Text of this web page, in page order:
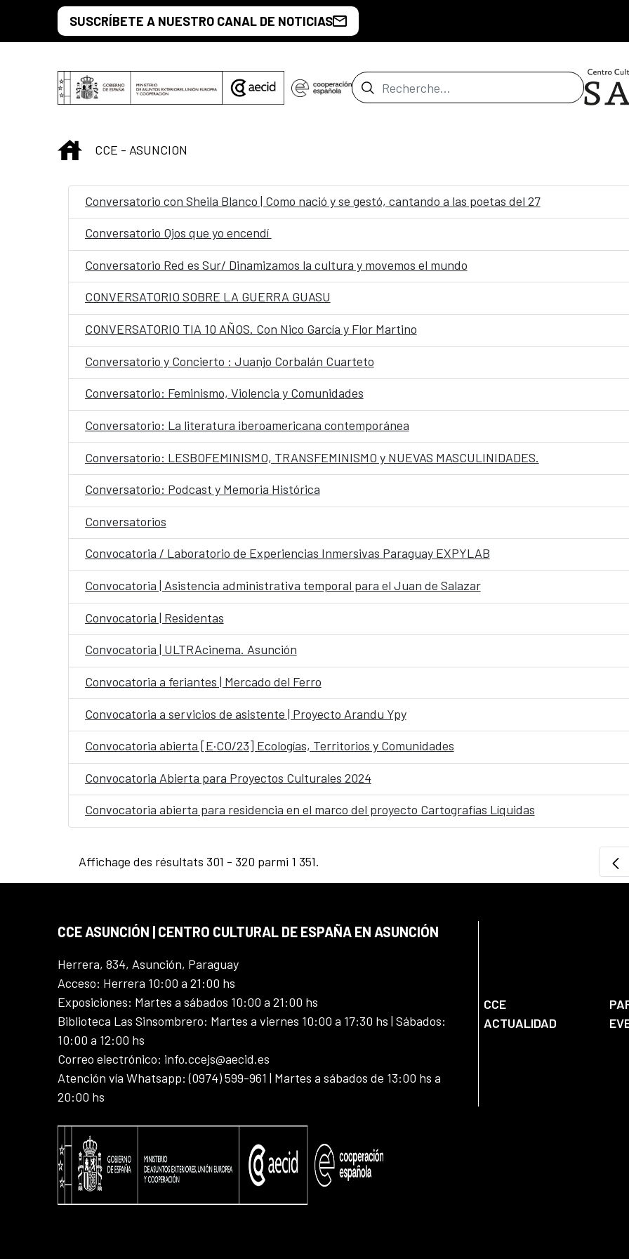
Saut au contenu principal
SUSCRÍBETE A NUESTRO CANAL DE NOTICIAS
Barre de recherche
INICIO
CCE - ASUNCION
Conversatorio con Sheila Blanco | Como nació y se gestó, cantando a las poetas del 27
Conversatorio Ojos que yo encendí
Conversatorio Red es Sur/ Dinamizamos la cultura y movemos el mundo
CONVERSATORIO SOBRE LA GUERRA GUASU
CONVERSATORIO TIA 10 AÑOS. Con Nico García y Flor Martino
Conversatorio y Concierto : Juanjo Corbalán Cuarteto
Conversatorio: Feminismo, Violencia y Comunidades
Conversatorio: La literatura iberoamericana contemporánea
Conversatorio: LESBOFEMINISMO, TRANSFEMINISMO y NUEVAS MASCULINIDADES.
Conversatorio: Podcast y Memoria Histórica
Conversatorios
Convocatoria / Laboratorio de Experiencias Inmersivas Paraguay EXPYLAB
Convocatoria | Asistencia administrativa temporal para el Juan de Salazar
Convocatoria | Residentas
Convocatoria | ULTRAcinema. Asunción
Convocatoria a feriantes | Mercado del Ferro
Convocatoria a servicios de asistente | Proyecto Arandu Ypy
Convocatoria abierta [E·CO/23] Ecologías, Territorios y Comunidades
Convocatoria Abierta para Proyectos Culturales 2024
Convocatoria abierta para residencia en el marco del proyecto Cartografías Líquidas
Affichage des résultats 301 - 320 parmi 1 351.
CCE ASUNCIÓN | CENTRO CULTURAL DE ESPAÑA EN ASUNCIÓN
Herrera, 834, Asunción, Paraguay
Acceso: Herrera 10:00 a 21:00 hs
Exposiciones: Martes a sábados 10:00 a 21:00 hs
Biblioteca Las Sinsombrero: Martes a viernes 10:00 a 17:30 hs | Sábados:
10:00 a 12:00 hs
Correo electrónico: info.ccejs@aecid.es
Atención vía Whatsapp: (0974) 599-961 | Martes a sábados de 13:00 hs a
20:00 hs
CCE
ACTUALIDAD